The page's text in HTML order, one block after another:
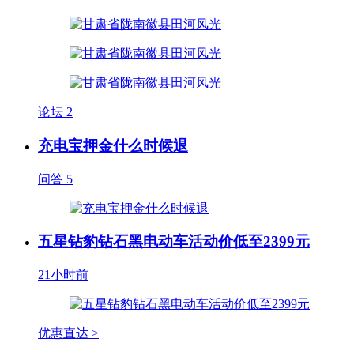
论坛 2
充电宝押金什么时候退
问答 5
五星钻豹钻石黑电动车活动价低至2399元
21小时前
优惠直达 >